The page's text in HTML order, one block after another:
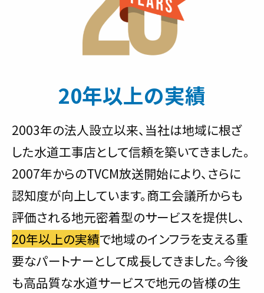
20年以上の実績
2003年の法人設立以来、当社は地域に根ざ
した水道工事店として信頼を築いてきました。
2007年からのTVCM放送開始により、さらに
認知度が向上しています。商工会議所からも
評価される地元密着型のサービスを提供し、
20年以上の実績で地域のインフラを支える重
要なパートナーとして成長してきました。今後
も高品質な水道サービスで地元の皆様の生